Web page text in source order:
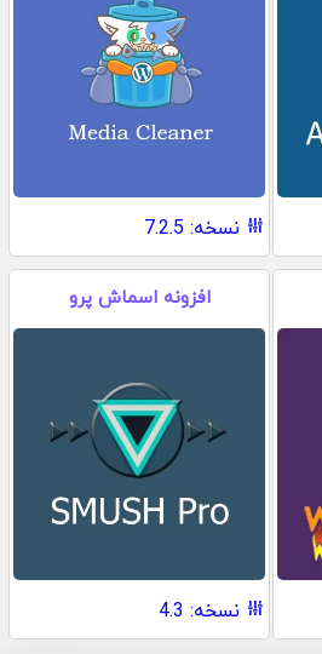
نسخه: 7.2.5
افزونه اسماش پرو
نسخه: 4.3